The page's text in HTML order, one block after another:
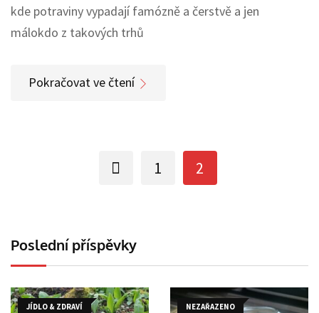
kde potraviny vypadají famózně a čerstvě a jen
málokdo z takových trhů
Pokračovat ve čtení
1 2
Poslední příspěvky
JÍDLO & ZDRAVÍ NEZAŘAZENO